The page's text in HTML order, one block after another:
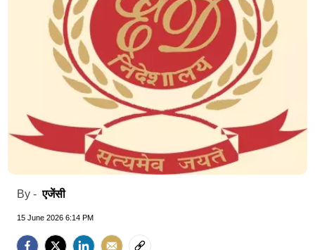
By -एजेंसी
15 June 2026 6:14 PM